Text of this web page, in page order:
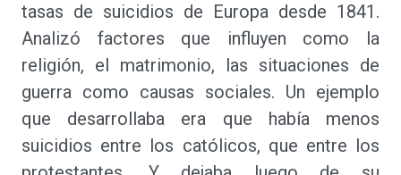
tasas de suicidios de Europa desde 1841.
Analizó factores que influyen como la
religión, el matrimonio, las situaciones de
guerra como causas sociales. Un ejemplo
que desarrollaba era que había menos
suicidios entre los católicos, que entre los